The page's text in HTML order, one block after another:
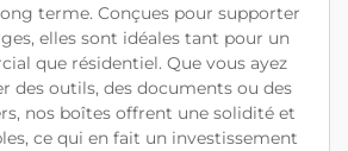
terme. Conçues pour supporter
elles sont idéales tant pour un
que résidentiel. Que vous ayez
des outils, des documents ou des
nos boîtes offrent une solidité et
ce qui en fait un investissement